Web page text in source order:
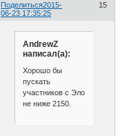
Поделиться 15
2015-
06-23 17:35:25
AndrewZ
написал(а):
Хорошо бы
пускать
участников с Эло
не ниже 2150.